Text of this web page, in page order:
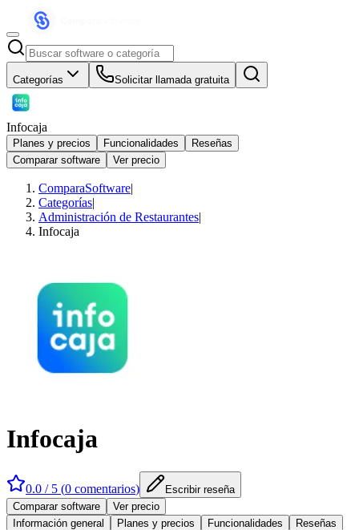
Categorías Solicitar llamada gratuita
Infocaja
Planes y precios Funcionalidades
Reseñas
Comparar software
Ver precio
ComparaSoftware|
Categorías|
Administración de Restaurantes|
Infocaja
Infocaja
0.0 / 5 (0 comentarios)
Escribir reseña
Comparar software
Ver precio
Información general
Planes y precios Funcionalidades Reseñas